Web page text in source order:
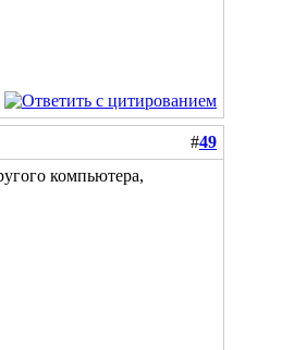
#49
компьютера,